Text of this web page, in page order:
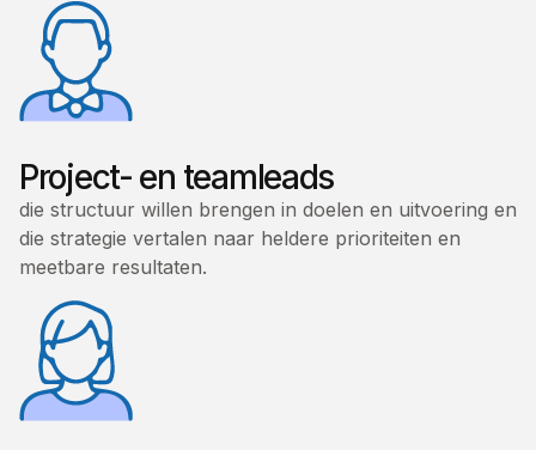
Project- en teamleads
die structuur willen brengen in doelen en uitvoering en
die strategie vertalen naar heldere prioriteiten en
meetbare resultaten.